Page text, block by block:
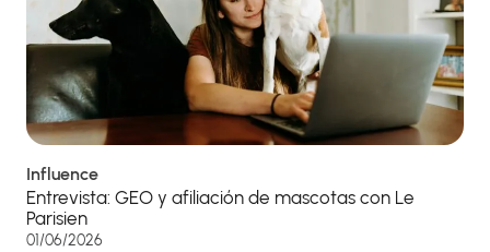
Influence
Entrevista: GEO y afiliación de mascotas con Le
Parisien
01/06/2026